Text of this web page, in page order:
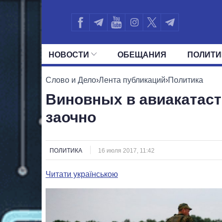
НОВОСТИ ОБЕЩАНИЯ
ВСЕ ПОЛИТИКИ ПРЕЗИДЕНТ И
Слово и Дело›Лента публикаций›Политика
Виновных в
заочно
ПОЛИТИКА 16 июля 2017, 11:42
Читати українською